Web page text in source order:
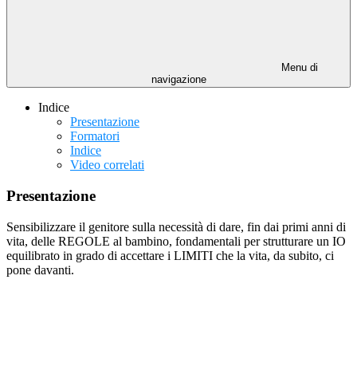
Menu di
navigazione
Indice
Presentazione
Formatori
Indice
Video correlati
Presentazione
Sensibilizzare il genitore sulla necessità di dare, fin dai primi anni di
vita, delle REGOLE al bambino, fondamentali per strutturare un IO
equilibrato in grado di accettare i LIMITI che la vita, da subito, ci
pone davanti.